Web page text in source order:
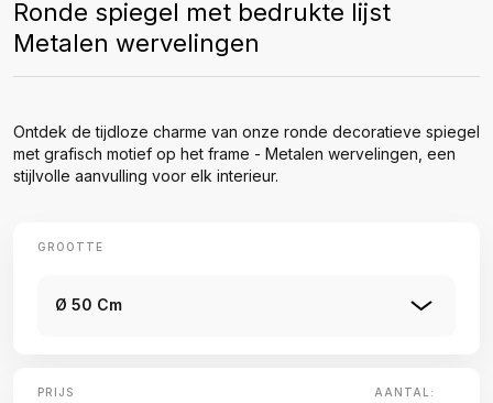
Ronde spiegel met bedrukte lijst
Metalen wervelingen
Ontdek de tijdloze charme van onze ronde decoratieve spiegel
met grafisch motief op het frame - Metalen wervelingen, een
stijlvolle aanvulling voor elk interieur.
GROOTTE
Ø 50 Cm
PRIJS AANTAL: